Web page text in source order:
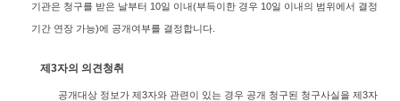
기관은 청구를 받은 날부터 10일 이내(부득이한 경우 10일 이내의 범위에서 결정
기간 연장 가능)에 공개여부를 결정합니다.
제3자의 의견청취
공개대상 정보가 제3자와 관련이 있는 경우 공개 청구된 청구사실을 제3자